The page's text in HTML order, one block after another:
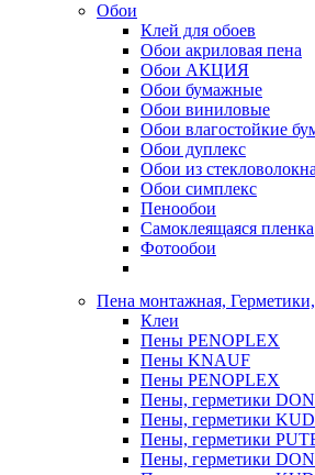
Обои
Клей для обоев
Обои акриловая пена
Обои АКЦИЯ
Обои бумажные
Обои виниловые
Обои влагостойкие
Обои дуплекс
Обои из стекловолокна
Обои симплекс
Пенообои
Самоклеящаяся пленка
Фотообои
Пена монтажная,
Клеи
Пены PENOPLEX
Пены KNAUF
Пены PENOPLEX
Пены, герметики
Пены, герметики
Пены, герметики
Пены, герметики